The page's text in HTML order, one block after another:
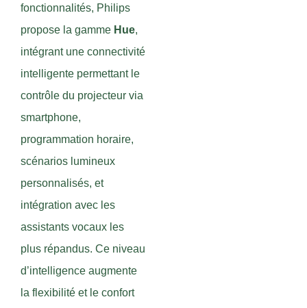
fonctionnalités, Philips
propose la gamme Hue,
intégrant une connectivité
intelligente permettant le
contrôle du projecteur via
smartphone,
programmation horaire,
scénarios lumineux
personnalisés, et
intégration avec les
assistants vocaux les
plus répandus. Ce niveau
d’intelligence augmente
la flexibilité et le confort